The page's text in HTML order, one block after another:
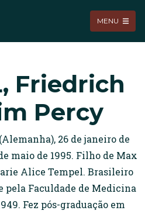
MENU
Friedrich
Percy
26 de janeiro de
maio de 1995. Filho de Max
Alice Tempel. Brasileiro
pela Faculdade de Medicina
Fez pós-graduação em